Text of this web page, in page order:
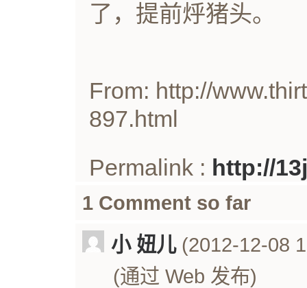
了，提前烀猪头。
From: http://
897.html
Permalink : http://
1 Comment so far
小 妞儿(2012-12-08
(通过 Web 发布)